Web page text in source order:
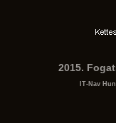
2015.
IT-Nav